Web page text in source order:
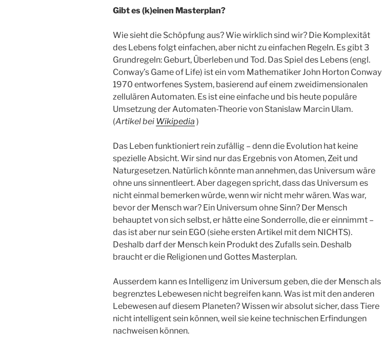
Gibt es (k)einen Masterplan?
Wie sieht die Schöpfung aus? Wie wirklich sind wir? Die Komplexität
des Lebens folgt einfachen, aber nicht zu einfachen Regeln. Es gibt 3
Grundregeln: Geburt, Überleben und Tod. Das Spiel des Lebens (engl.
Conway’s Game of Life) ist ein vom Mathematiker John Horton Conway
1970 entworfenes System, basierend auf einem zweidimensionalen
zellulären Automaten. Es ist eine einfache und bis heute populäre
Umsetzung der Automaten-Theorie von Stanislaw Marcin Ulam.
(Artikel bei Wikipedia )
Das Leben funktioniert rein zufällig – denn die Evolution hat keine
spezielle Absicht. Wir sind nur das Ergebnis von Atomen, Zeit und
Naturgesetzen. Natürlich könnte man annehmen, das Universum wäre
ohne uns sinnentleert. Aber dagegen spricht, dass das Universum es
nicht einmal bemerken würde, wenn wir nicht mehr wären. Was war,
bevor der Mensch war? Ein Universum ohne Sinn? Der Mensch
behauptet von sich selbst, er hätte eine Sonderrolle, die er einnimmt –
das ist aber nur sein EGO (siehe ersten Artikel mit dem NICHTS).
Deshalb darf der Mensch kein Produkt des Zufalls sein. Deshalb
braucht er die Religionen und Gottes Masterplan.
Ausserdem kann es Intelligenz im Universum geben, die der Mensch als
begrenztes Lebewesen nicht begreifen kann. Was ist mit den anderen
Lebewesen auf diesem Planeten? Wissen wir absolut sicher, dass Tiere
nicht intelligent sein können, weil sie keine technischen Erfindungen
nachweisen können.